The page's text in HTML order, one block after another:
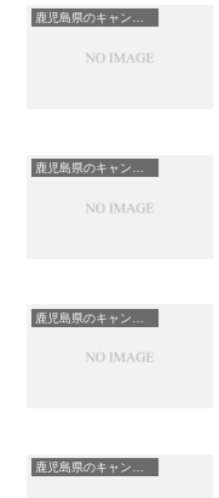
鹿児島県のキャンプ場一覧
鹿児島県のキャンプ場一覧